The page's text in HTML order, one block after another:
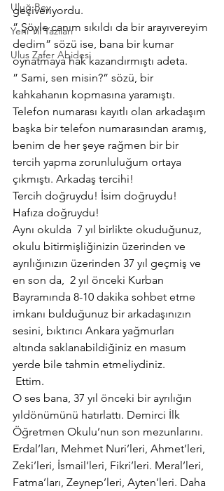
Uluğ Bey
Yeni Yıl Yazıları
Ulus Zafer Abidesi
geçiveriyordu.
” Şöyle canım sıkıldı da bir arayıvereyim
dedim” sözü ise, bana bir kumar
oynatmaya hak kazandırmıştı adeta.
” Sami, sen misin?” sözü, bir
kahkahanın kopmasına yaramıştı.
Telefon numarası kayıtlı olan arkadaşım
başka bir telefon numarasından aramış,
benim de her şeye rağmen bir bir
tercih yapma zorunluluğum ortaya
çıkmıştı. Arkadaş tercihi!
Tercih doğruydu! İsim doğruydu!
Hafıza doğruydu!
Aynı okulda  7 yıl birlikte okuduğunuz,
okulu bitirmişliğinizin üzerinden ve
ayrılığınızın üzerinden 37 yıl geçmiş ve
en son da,  2 yıl önceki Kurban
Bayramında 8-10 dakika sohbet etme
imkanı bulduğunuz bir arkadaşınızın
sesini, bıktırıcı Ankara yağmurları
altında saklanabildiğiniz en masum
yerde bile tahmin etmeliydiniz.
Ettim.
O ses bana, 37 yıl önceki bir ayrılığın
yıldönümünü hatırlattı. Demirci İlk
Öğretmen Okulu’nun son mezunlarını.
Erdal’ları, Mehmet Nuri’leri, Ahmet’leri,
Zeki’leri, İsmail’leri, Fikri’leri. Meral’leri,
Fatma’ları, Zeynep’leri, Ayten’leri. Daha